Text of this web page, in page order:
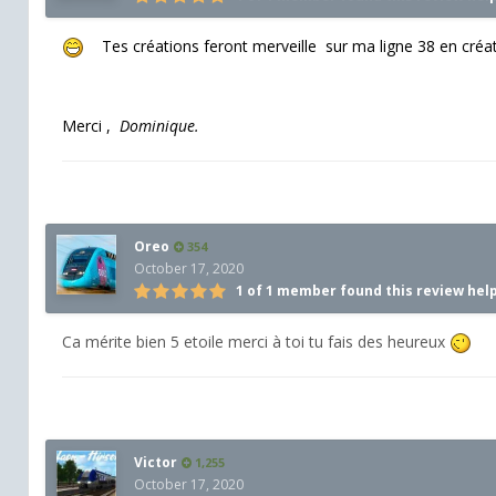
Tes créations feront merveille sur ma ligne 38 en
Merci , Dominique.
Oreo 354
October 17, 2020
1 of 1 member found this review
Ca mérite bien 5 etoile merci à toi tu fais des heureux
Victor 1,255
October 17, 2020